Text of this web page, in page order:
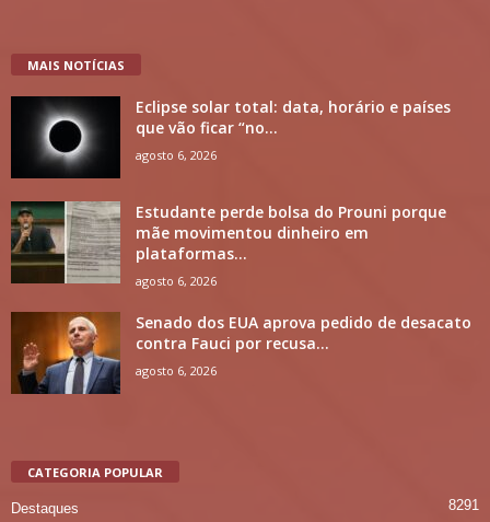
MAIS NOTÍCIAS
Eclipse solar total: data, horário e países
que vão ficar “no...
agosto 6, 2026
Estudante perde bolsa do Prouni porque
mãe movimentou dinheiro em
plataformas...
agosto 6, 2026
Senado dos EUA aprova pedido de desacato
contra Fauci por recusa...
agosto 6, 2026
CATEGORIA POPULAR
Destaques 8291